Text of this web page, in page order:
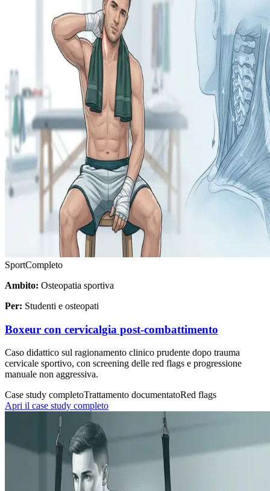
SportCompleto
Ambito: Osteopatia sportiva
Per: Studenti e osteopati
Boxeur con cervicalgia post-combattimento
Caso didattico sul ragionamento clinico prudente dopo trauma
cervicale sportivo, con screening delle red flags e progressione
manuale non aggressiva.
Case study completoTrattamento documentatoRed flags
Apri il case study completo